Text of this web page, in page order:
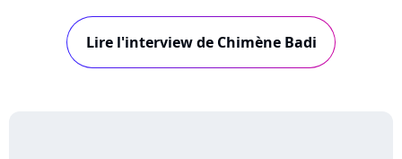
chanteuse, libre et épanouie, revendique suivre
son instinct : "On se bagarre pour défendre nos
Lire l'interview de Chimène Badi